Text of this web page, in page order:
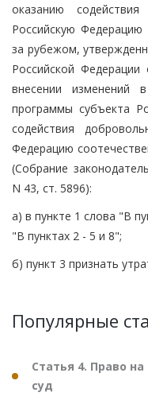
оказанию
Российскую
за рубежом,
Российской
внесении изменений
программы субъекта
содействия
Федерацию
(Собрание
N 43, ст. 5896):
а) в пункте 1 слова "В
"В пунктах 2 - 5 и 8";
б) пункт 3 признать
Популярные
Статья 4. Право
суд